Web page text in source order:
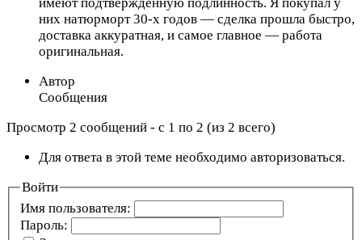
них натюрморт 30-х годов — сделка прошла быстро,
доставка аккуратная, и самое главное — работа
оригинальная.
Автор
Сообщения
Просмотр 2 сообщений - с 1 по 2 (из 2 всего)
Для ответа в этой теме необходимо авторизоваться.
Войти
Имя пользователя:
Пароль: